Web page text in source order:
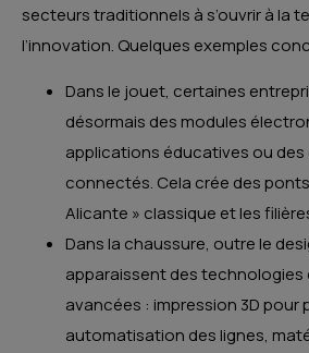
secteurs traditionnels à s’ouvrir à la
l’innovation. Quelques exemples
Dans le jouet, certaines
désormais des modules
applications éducatives ou
connectés. Cela crée des
Alicante » classique et les
Dans la chaussure, outre le
apparaissent des technologies
avancées : impression 3D pour
automatisation des lignes,